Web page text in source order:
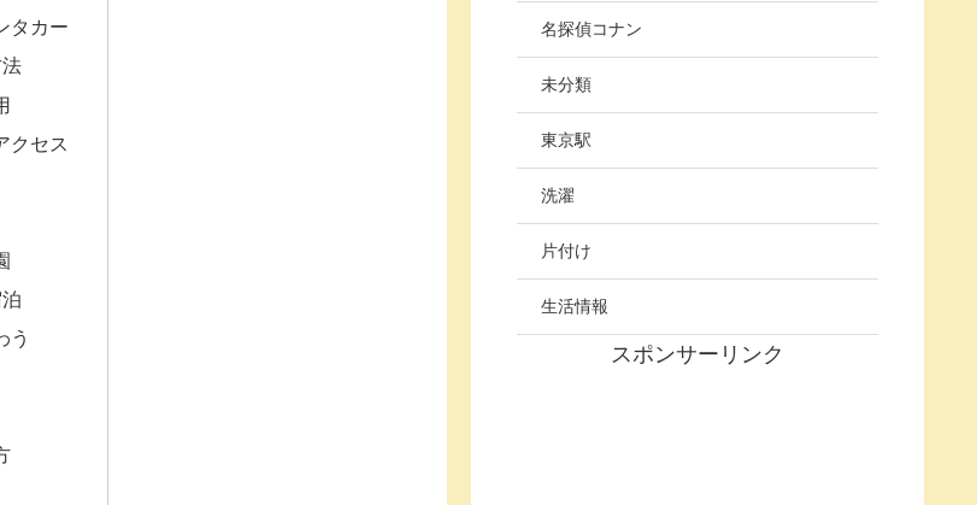
タカー
クセス
う
名探偵コナン
未分類
東京駅
洗濯
片付け
生活情報
スポンサーリンク